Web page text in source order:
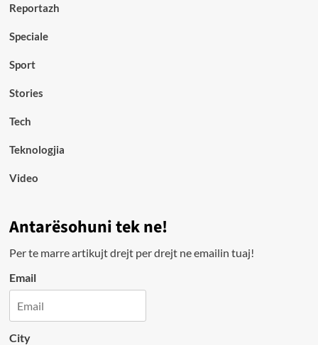
Reportazh
Speciale
Sport
Stories
Tech
Teknologjia
Video
Antarësohuni tek ne!
Per te marre artikujt drejt per drejt ne emailin tuaj!
Email
City